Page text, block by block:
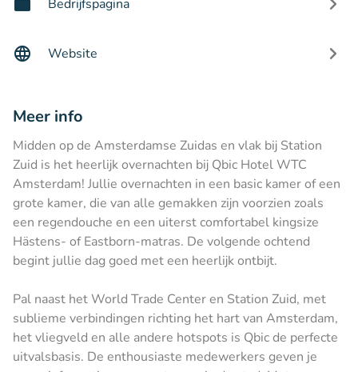
Bedrijfspagina
Website
Meer info
Midden op de Amsterdamse Zuidas en vlak bij Station
Zuid is het heerlijk overnachten bij Qbic Hotel WTC
Amsterdam! Jullie overnachten in een basic kamer of een
grote kamer, die van alle gemakken zijn voorzien zoals
een regendouche en een uiterst comfortabel kingsize
Hästens- of Eastborn-matras. De volgende ochtend
begint jullie dag goed met een heerlijk ontbijt.
Pal naast het World Trade Center en Station Zuid, met
sublieme verbindingen richting het hart van Amsterdam,
het vliegveld en alle andere hotspots is Qbic de perfecte
uitvalsbasis. De enthousiaste medewerkers geven je